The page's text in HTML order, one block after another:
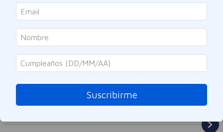
Cuidado Personal Desodorantes Mujer
Suscribirme